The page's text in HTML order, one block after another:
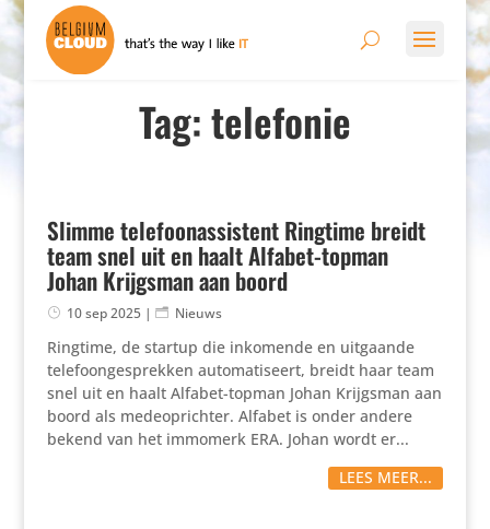
Tag: telefonie
Slimme telefoonassistent Ringtime breidt
team snel uit en haalt Alfabet-topman
Johan Krijgsman aan boord
10 sep 2025| Nieuws
Ringtime, de startup die inkomende en uitgaande
tele­foon­ge­sprekken auto­ma­ti­seert, breidt haar team
snel uit en haalt Alfabet-topman Johan Krijgsman aan
boord als mede­op­richter. Alfabet is onder andere
bekend van het immomerk ERA. Johan wordt er...
LEES MEER...